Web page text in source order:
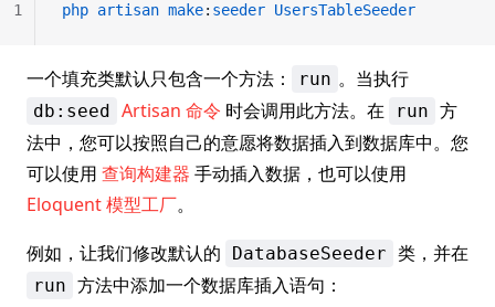
php artisan make: seeder UsersTableSeeder
1
一个填充类默认只包含一个方法： run 。当执行
db:seed Artisan 命令 时会调用此方法。在 run 方
法中，您可以按照自己的意愿将数据插入到数据库中。您
可以使用 查询构建器 手动插入数据，也可以使用
Eloquent 模型工厂。
例如，让我们修改默认的
DatabaseSeeder 类，并在
run 方法中添加一个数据库插入语句：